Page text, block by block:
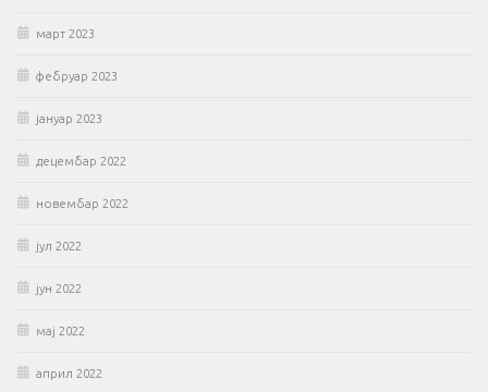
март 2023
фебруар 2023
јануар 2023
децембар 2022
новембар 2022
јул 2022
јун 2022
мај 2022
април 2022